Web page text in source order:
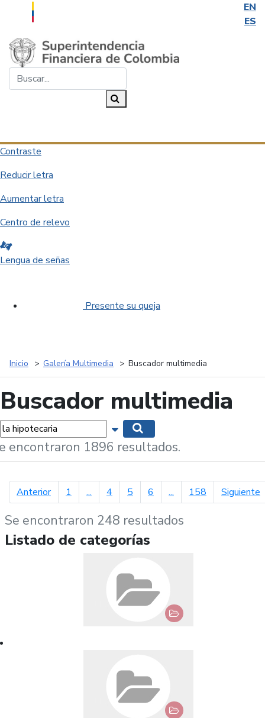
EN
ES
Saltar al contenido principal
Contraste
Reducir letra
Aumentar letra
Centro de relevo
Lengua de señas
Presente su queja
Inicio Galería Multimedia Buscador multimedia
Buscador multimedia
Mostrar opciones de búsqueda
encontraron 1896 resultados.
Anteriorpágina anterior
1 ... 4 5 6 ... 158 Siguiente
Se encontraron 248 resultados
Listado de categorías